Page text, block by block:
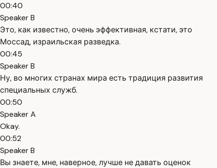
00:40
Speaker B
Это, как известно, очень эффективная, кстати, это
Моссад, израильская разведка.
00:45
Speaker B
Ну, во многих странах мира есть традиция развития
специальных служб.
00:50
Speaker A
Okay.
00:52
Speaker B
Вы знаете, мне, наверное, лучше не давать оценок